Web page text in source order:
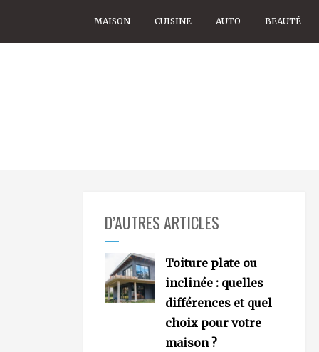
MAISON CUISINE AUTO BEAUTÉ
D’AUTRES ARTICLES
Toiture plate ou
inclinée : quelles
différences et quel
choix pour votre
maison ?